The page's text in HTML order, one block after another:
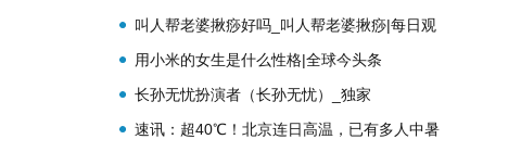
转4股
叫人帮老婆揪痧好吗_叫人帮老婆揪痧|每日观
点
用小米的女生是什么性格|全球今头条
长孙无忧扮演者（长孙无忧）_独家
速讯：超40℃！北京连日高温，已有多人中暑